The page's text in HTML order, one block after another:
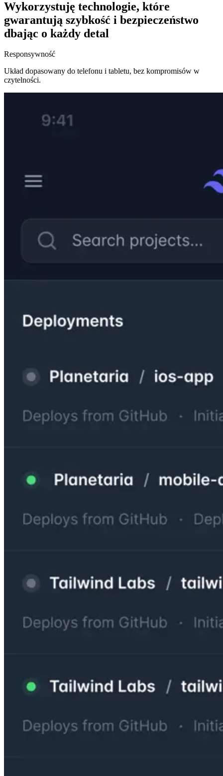
Wykorzystuję technologie, które
gwarantują szybkość i bezpieczeństwo
dbając o każdy detal
Responsywność
Układ dopasowany do telefonu i tabletu, bez kompromisów w
czytelności.